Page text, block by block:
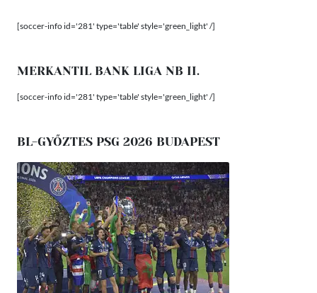
[soccer-info id='281' type='table' style='green_light' /]
MERKANTIL BANK LIGA NB II.
[soccer-info id='281' type='table' style='green_light' /]
BL-GYŐZTES PSG 2026 BUDAPEST